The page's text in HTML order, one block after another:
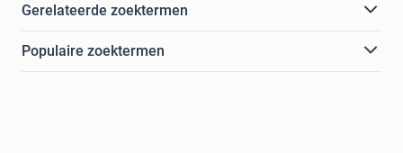
Gerelateerde zoektermen
Populaire zoektermen